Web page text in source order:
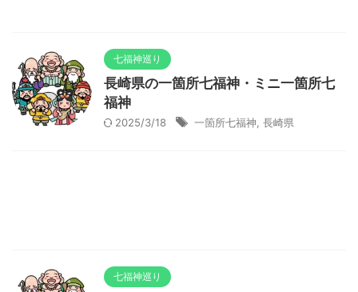
七福神巡り
長崎県の一箇所七福神・ミニ一箇所七
福神
2025/3/18 一箇所七福神 長崎県
七福神巡り